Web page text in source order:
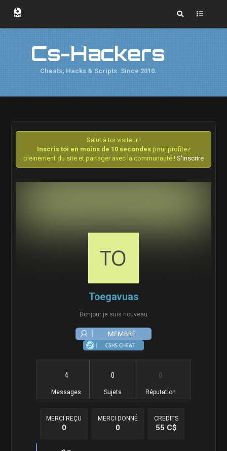
Cs-Hackers
Cheats, Hacks & Scripts. Since 2010.
Salut à toi visiteur !
Inscris toi en moins de 10 secondespour profitez
pleinement du site et partager avec la communauté ! S'inscrire
Toegavuas
Bonjour je suis nouveau
4
Messages
0
Sujets
0
Réputation
MERCI REÇU
0
MERCI DONNÉ
0
CREDITS
55 C$